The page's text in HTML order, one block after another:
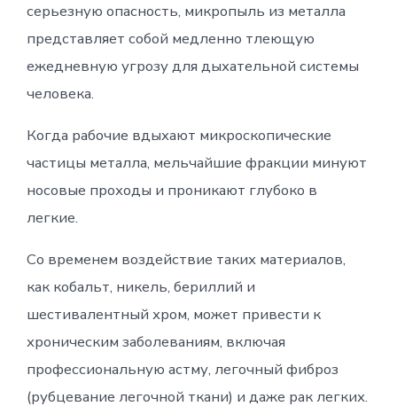
серьезную опасность, микропыль из металла
представляет собой медленно тлеющую
ежедневную угрозу для дыхательной системы
человека.
Когда рабочие вдыхают микроскопические
частицы металла, мельчайшие фракции минуют
носовые проходы и проникают глубоко в
легкие.
Со временем воздействие таких материалов,
как кобальт, никель, бериллий и
шестивалентный хром, может привести к
хроническим заболеваниям, включая
профессиональную астму, легочный фиброз
(рубцевание легочной ткани) и даже рак легких.